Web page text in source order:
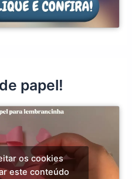
papel!
os cookies
este conteúdo